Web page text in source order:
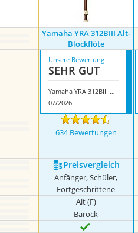
Yamaha YRA 312BIII Alt-
Blockflöte
Unsere Bewertung
SEHR GUT
Yamaha YRA 312BIII Alt-Blockflöte
07/2026
634 Bewertungen
Preis­vergleich
Anfänger, Schüler,
Fortgeschrittene
Alt (F)
Barock